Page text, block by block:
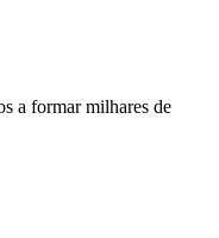
a formar milhares de